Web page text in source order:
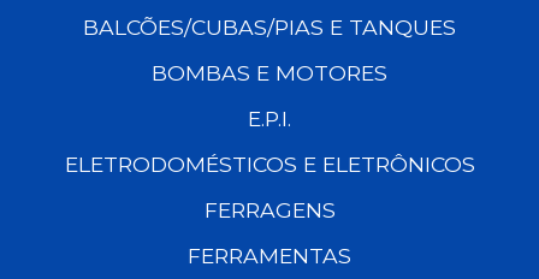
BALCÕES/CUBAS/PIAS E TANQUES
BOMBAS E MOTORES
E.P.I.
ELETRODOMÉSTICOS E ELETRÔNICOS
FERRAGENS
FERRAMENTAS